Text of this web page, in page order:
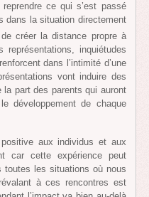
ce qui s’est passé
dans la situation directement
créer la distance propre à
représentations, inquiétudes
dans l’intimité d’une
vont induire des
part des parents qui auront
développement de chaque
aux individus et aux
car cette expérience peut
toutes les situations où nous
à ces rencontres est